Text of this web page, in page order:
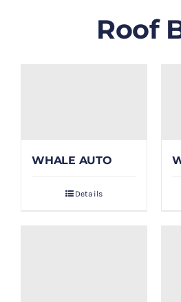
Roof
WHALE AUTO
Details